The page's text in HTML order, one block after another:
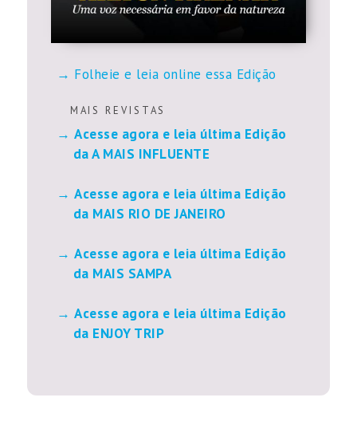
Folheie e leia online essa Edição
M A I S R E V I S T A S
Acesse agora e leia última Edição
da A MAIS INFLUENTE
Acesse agora e leia última Edição
da MAIS RIO DE JANEIRO
Acesse agora e leia última Edição
da MAIS SAMPA
Acesse agora e leia última Edição
da ENJOY TRIP